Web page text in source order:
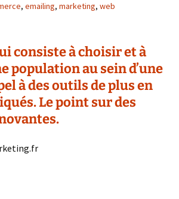
, emailing, marketing, web
consiste à choisir et à
population au sein d’une
à des outils de plus en
Le point sur des